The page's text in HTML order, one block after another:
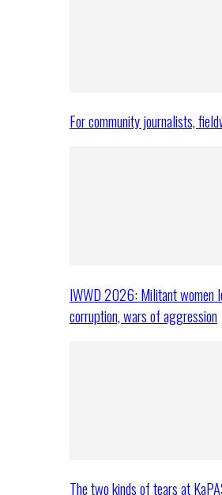
For community journalists,
IWWD 2026: Militant women
corruption, wars of aggression
The two kinds of tears at